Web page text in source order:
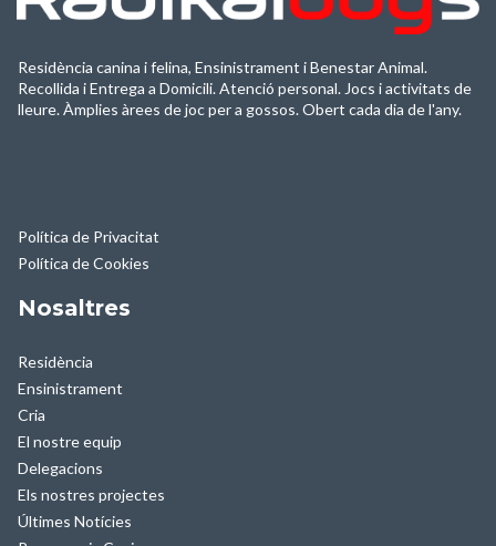
Residència canina i felina, Ensinistrament i Benestar Animal.
Recollida i Entrega a Domicili. Atenció personal. Jocs i activitats de
lleure. Àmplies àrees de joc per a gossos. Obert cada dia de l'any.
Política de Privacitat
Política de Cookies
Nosaltres
Residència
Ensinistrament
Cria
El nostre equip
Delegacions
Els nostres projectes
Últimes Notícies